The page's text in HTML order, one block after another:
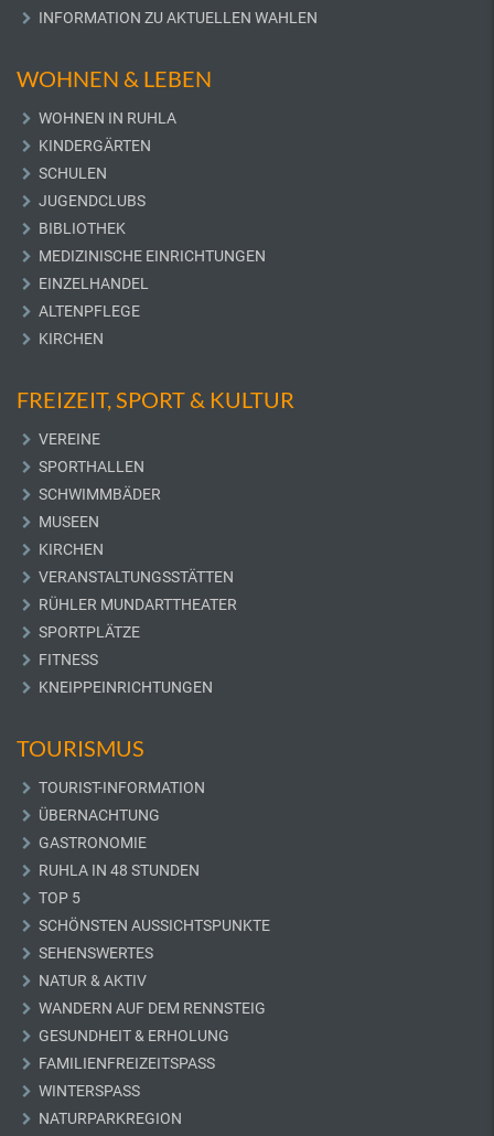
INFORMATION ZU AKTUELLEN WAHLEN
WOHNEN & LEBEN
WOHNEN IN RUHLA
KINDERGÄRTEN
SCHULEN
JUGENDCLUBS
BIBLIOTHEK
MEDIZINISCHE EINRICHTUNGEN
EINZELHANDEL
ALTENPFLEGE
KIRCHEN
FREIZEIT, SPORT & KULTUR
VEREINE
SPORTHALLEN
SCHWIMMBÄDER
MUSEEN
KIRCHEN
VERANSTALTUNGSSTÄTTEN
RÜHLER MUNDARTTHEATER
SPORTPLÄTZE
FITNESS
KNEIPPEINRICHTUNGEN
TOURISMUS
TOURIST-INFORMATION
ÜBERNACHTUNG
GASTRONOMIE
RUHLA IN 48 STUNDEN
TOP 5
SCHÖNSTEN AUSSICHTSPUNKTE
SEHENSWERTES
NATUR & AKTIV
WANDERN AUF DEM RENNSTEIG
GESUNDHEIT & ERHOLUNG
FAMILIENFREIZEITSPASS
WINTERSPASS
NATURPARKREGION